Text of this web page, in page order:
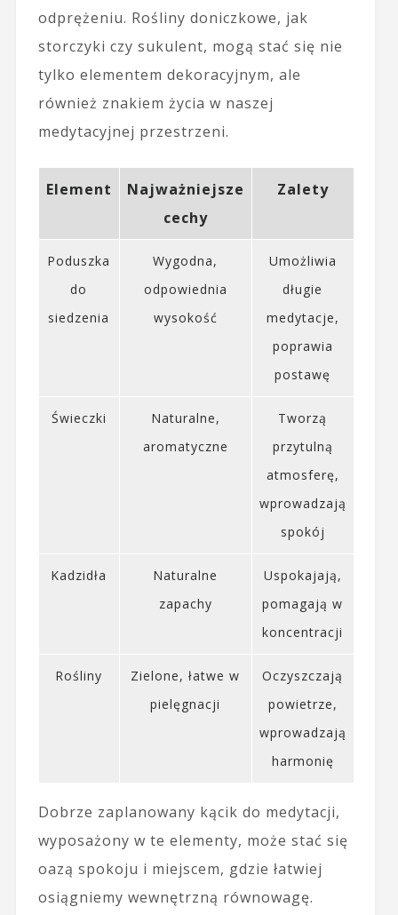
odprężeniu. Rośliny doniczkowe, jak
storczyki czy sukulent, mogą stać się nie
tylko elementem dekoracyjnym, ale
również znakiem życia w naszej
medytacyjnej przestrzeni.
Element
Najważniejsze
cechy
Zalety
Poduszka
do
siedzenia
Wygodna,
odpowiednia
wysokość
Umożliwia
długie
medytacje,
poprawia
postawę
Świeczki
Naturalne,
aromatyczne
Tworzą
przytulną
atmosferę,
wprowadzają
spokój
Kadzidła
Naturalne
zapachy
Uspokajają,
pomagają w
koncentracji
Rośliny
Zielone, łatwe w
pielęgnacji
Oczyszczają
powietrze,
wprowadzają
harmonię
Dobrze zaplanowany kącik do medytacji,
wyposażony w te elementy, może stać się
oazą spokoju i miejscem, gdzie łatwiej
osiągniemy wewnętrzną równowagę.